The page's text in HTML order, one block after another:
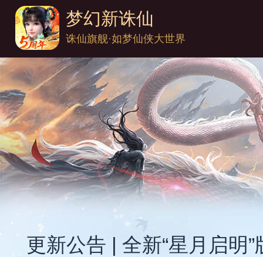
更新公告 | 全新“星月启明
梦幻新诛仙
诛仙旗舰·如梦仙侠大世界